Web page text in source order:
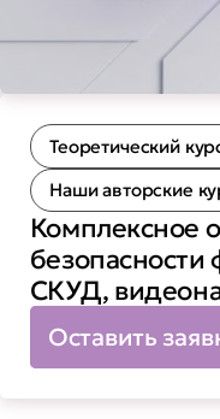
Теоретический
Наши авторские
Комплексное
СКУД,
Оставить